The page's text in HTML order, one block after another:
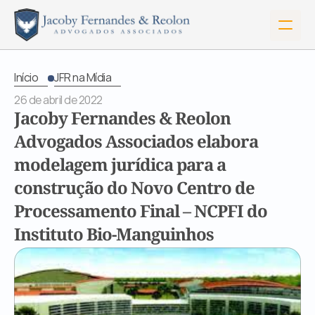
Início
Sobre Nós
Serviços
Início
JFR na Mídia
26 de abril de 2022
Jacoby Fernandes & Reolon
Advogados Associados elabora
modelagem jurídica para a
construção do Novo Centro de
Processamento Final – NCPFI do
Instituto Bio-Manguinhos